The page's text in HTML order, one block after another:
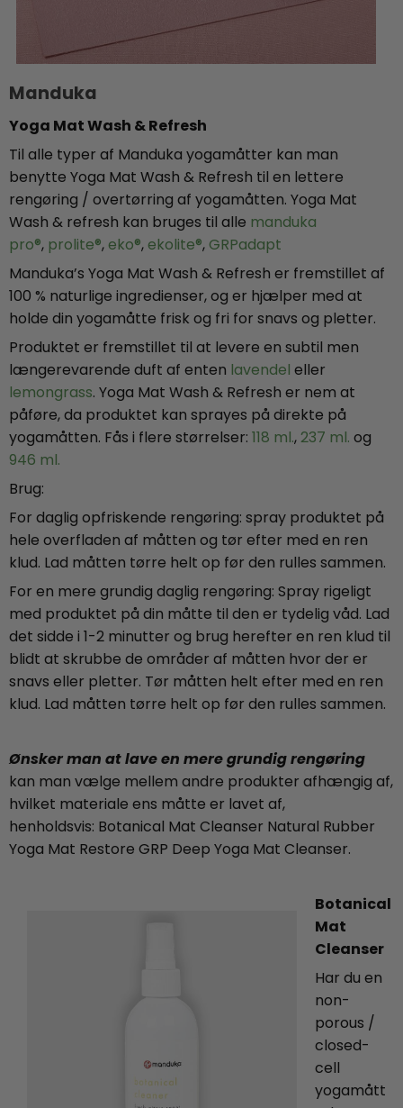
Manduka
Yoga Mat Wash & Refresh
Til alle typer af Manduka yogamåtter kan man
benytte Yoga Mat Wash & Refresh til en lettere
rengøring / overtørring af yogamåtten. Yoga Mat
Wash & refresh kan bruges til alle manduka
pro®, prolite®, eko®, ekolite®, GRPadapt
Manduka’s Yoga Mat Wash & Refresh er fremstillet af
100 % naturlige ingredienser, og er hjælper med at
holde din yogamåtte frisk og fri for snavs og pletter.
Produktet er fremstillet til at levere en subtil men
længerevarende duft af enten lavendel eller
lemongrass. Yoga Mat Wash & Refresh er nem at
påføre, da produktet kan sprayes på direkte på
yogamåtten. Fås i flere størrelser: 118 ml.,237 ml. og
946 ml.
Brug:
For daglig opfriskende rengøring: spray produktet på
hele overfladen af måtten og tør efter med en ren
klud. Lad måtten tørre helt op før den rulles sammen.
For en mere grundig daglig rengøring: Spray rigeligt
med produktet på din måtte til den er tydelig våd. Lad
det sidde i 1-2 minutter og brug herefter en ren klud til
blidt at skrubbe de områder af måtten hvor der er
snavs eller pletter. Tør måtten helt efter med en ren
klud. Lad måtten tørre helt op før den rulles sammen.
Ønsker man at lave en mere grundig rengøring
kan man vælge mellem andre produkter afhængig af,
hvilket materiale ens måtte er lavet af,
henholdsvis: Botanical Mat Cleanser Natural Rubber
Yoga Mat Restore GRP Deep Yoga Mat Cleanser.
Botanical
Mat
Cleanser
Har du en
non-
porous /
closed-
cell
yogamått